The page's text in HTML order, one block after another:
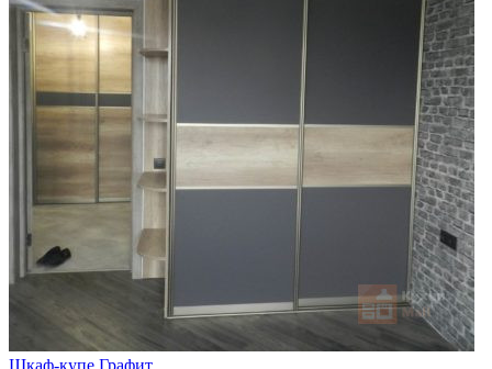
Шкаф-купе Графит